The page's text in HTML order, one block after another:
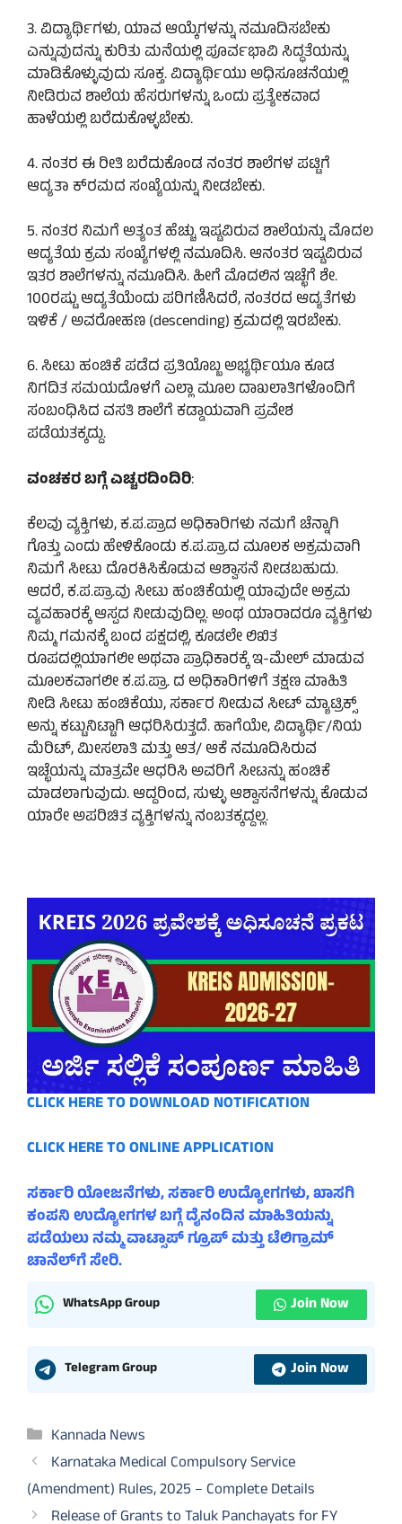
3. ವಿದ್ಯಾರ್ಥಿಗಳು, ಯಾವ ಆಯ್ಕೆಗಳನ್ನು ನಮೂದಿಸಬೇಕು
ಎನ್ನುವುದನ್ನು ಕುರಿತು ಮನೆಯಲ್ಲಿ ಪೂರ್ವಭಾವಿ ಸಿದ್ಧತೆಯನ್ನು
ಮಾಡಿಕೊಳ್ಳುವುದು ಸೂಕ್ತ. ವಿದ್ಯಾರ್ಥಿಯು ಅಧಿಸೂಚನೆಯಲ್ಲಿ
ನೀಡಿರುವ ಶಾಲೆಯ ಹೆಸರುಗಳನ್ನು ಒಂದು ಪ್ರತ್ಯೇಕವಾದ
ಹಾಳೆಯಲ್ಲಿ ಬರೆದುಕೊಳ್ಳಬೇಕು.
4. ನಂತರ ಈ ರೀತಿ ಬರೆದುಕೊಂಡ ನಂತರ ಶಾಲೆಗಳ ಪಟ್ಟಿಗೆ
ಆದ್ಯತಾ ಕ್‌ರಮದ ಸಂಖ್ಯೆಯನ್ನು ನೀಡಬೇಕು.
5. ನಂತರ ನಿಮಗೆ ಅತ್ಯಂತ ಹೆಚ್ಚು ಇಷ್ಟವಿರುವ ಶಾಲೆಯನ್ನು ಮೊದಲ
ಆದ್ಯತೆಯ ಕ್ರಮ ಸಂಖ್ಯೆಗಳಲ್ಲಿ ನಮೂದಿಸಿ. ಆನಂತರ ಇಷ್ಟವಿರುವ
ಇತರ ಶಾಲೆಗಳನ್ನು ನಮೂದಿಸಿ. ಹೀಗೆ ಮೊದಲಿನ ಇಚ್ಛೆಗೆ ಶೇ.
100ರಷ್ಟು ಆದ್ಯತೆಯೆಂದು ಪರಿಗಣಿಸಿದರೆ, ನಂತರದ ಆದ್ಯತೆಗಳು
ಇಳಿಕೆ / ಅವರೋಹಣ (descending) ಕ್ರಮದಲ್ಲಿ ಇರಬೇಕು.
6. ಸೀಟು ಹಂಚಿಕೆ ಪಡೆದ ಪ್ರತಿಯೊಬ್ಬ ಅಭ್ಯರ್ಥಿಯೂ ಕೂಡ
ನಿಗದಿತ ಸಮಯದೊಳಗೆ ಎಲ್ಲಾ ಮೂಲ ದಾಖಲಾತಿಗಳೊಂದಿಗೆ
ಸಂಬಂಧಿಸಿದ ವಸತಿ ಶಾಲೆಗೆ ಕಡ್ಡಾಯವಾಗಿ ಪ್ರವೇಶ
ಪಡೆಯತಕ್ಕದ್ದು.
ವಂಚಕರ ಬಗ್ಗೆ ಎಚ್ಚರದಿಂದಿರಿ:
ಕೆಲವು ವ್ಯಕ್ತಿಗಳು, ಕ.ಪ.ಪ್ರಾದ ಅಧಿಕಾರಿಗಳು ನಮಗೆ ಚೆನ್ನಾಗಿ
ಗೊತ್ತು ಎಂದು ಹೇಳಿಕೊಂಡು ಕ.ಪ.ಪ್ರಾ.ದ ಮೂಲಕ ಅಕ್ರಮವಾಗಿ
ನಿಮಗೆ ಸೀಟು ದೊರಕಿಸಿಕೊಡುವ ಆಶ್ವಾಸನೆ ನೀಡಬಹುದು.
ಆದರೆ, ಕ.ಪ.ಪ್ರಾ.ವು ಸೀಟು ಹಂಚಿಕೆಯಲ್ಲಿ ಯಾವುದೇ ಅಕ್ರಮ
ವ್ಯವಹಾರಕ್ಕೆ ಆಸ್ಪದ ನೀಡುವುದಿಲ್ಲ. ಅಂಥ ಯಾರಾದರೂ ವ್ಯಕ್ತಿಗಳು
ನಿಮ್ಮ ಗಮನಕ್ಕೆ ಬಂದ ಪಕ್ಷದಲ್ಲಿ, ಕೂಡಲೇ ಲಿಖಿತ
ರೂಪದಲ್ಲಿಯಾಗಲೀ ಅಥವಾ ಪ್ರಾಧಿಕಾರಕ್ಕೆ ಇ-ಮೇಲ್ ಮಾಡುವ
ಮೂಲಕವಾಗಲೀ ಕ.ಪ.ಪ್ರಾ. ದ ಅಧಿಕಾರಿಗಳಿಗೆ ತಕ್ಷಣ ಮಾಹಿತಿ
ನೀಡಿ ಸೀಟು ಹಂಚಿಕೆಯು, ಸರ್ಕಾರ ನೀಡುವ ಸೀಟ್ ಮ್ಯಾಟ್ರಿಕ್ಸ್
ಅನ್ನು ಕಟ್ಟುನಿಟ್ಟಾಗಿ ಆಧರಿಸಿರುತ್ತದೆ. ಹಾಗೆಯೇ, ವಿದ್ಯಾರ್ಥಿ/ನಿಯ
ಮೆರಿಟ್, ಮೀಸಲಾತಿ ಮತ್ತು ಆತ/ ಆಕೆ ನಮೂದಿಸಿರುವ
ಇಚ್ಛೆಯನ್ನು ಮಾತ್ರವೇ ಆಧರಿಸಿ ಅವರಿಗೆ ಸೀಟನ್ನು ಹಂಚಿಕೆ
ಮಾಡಲಾಗುವುದು. ಆದ್ದರಿಂದ, ಸುಳ್ಳು ಆಶ್ವಾಸನೆಗಳನ್ನು ಕೊಡುವ
ಯಾರೇ ಅಪರಿಚಿತ ವ್ಯಕ್ತಿಗಳನ್ನು ನಂಬತಕ್ಕದ್ದಲ್ಲ.
CLICK HERE TO DOWNLOAD NOTIFICATION
CLICK HERE TO ONLINE APPLICATION
ಸರ್ಕಾರಿ ಯೋಜನೆಗಳು, ಸರ್ಕಾರಿ ಉದ್ಯೋಗಗಳು, ಖಾಸಗಿ
ಕಂಪನಿ ಉದ್ಯೋಗಗಳ ಬಗ್ಗೆ ದೈನಂದಿನ ಮಾಹಿತಿಯನ್ನು
ಪಡೆಯಲು ನಮ್ಮ ವಾಟ್ಸಾಪ್ ಗ್ರೂಪ್ ಮತ್ತು ಟೆಲಿಗ್ರಾಮ್
ಚಾನೆಲ್‌ಗೆ ಸೇರಿ.
WhatsApp Group Join Now
Telegram Group Join Now
Categories
Kannada News
Karnataka Medical Compulsory Service
(Amendment) Rules, 2025 – Complete Details
Release of Grants to Taluk Panchayats for FY